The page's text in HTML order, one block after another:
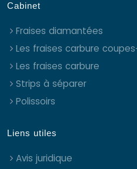
Cabinet
Fraises diamantées
Les fraises carbure
Les fraises carbure
Strips à séparer
Polissoirs
Liens utiles
Avis juridique